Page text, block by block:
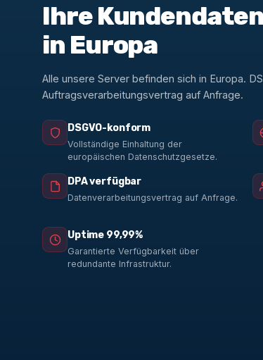
Ihre
in Europa
Alle unsere Server befinden sich in Europa.
Auftragsverarbeitungsvertrag auf Anfrage.
DSGVO-konform
Vollständige Einhaltung der
europäischen Datenschutzgesetze.
DPA verfügbar
Datenverarbeitungsvertrag auf Anfrage.
Uptime 99,99%
Garantierte Verfügbarkeit über
redundante Infrastruktur.